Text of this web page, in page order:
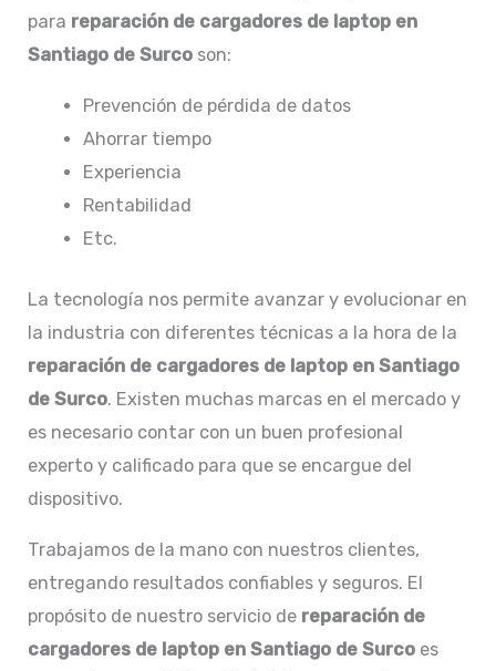
para reparación de cargadores de laptop en
Santiago de Surco son:
Prevención de pérdida de datos
Ahorrar tiempo
Experiencia
Rentabilidad
Etc.
La tecnología nos permite avanzar y evolucionar en
la industria con diferentes técnicas a la hora de la
reparación de cargadores de laptop en Santiago
de Surco. Existen muchas marcas en el mercado y
es necesario contar con un buen profesional
experto y calificado para que se encargue del
dispositivo.
Trabajamos de la mano con nuestros clientes,
entregando resultados confiables y seguros. El
propósito de nuestro servicio de reparación de
cargadores de laptop en Santiago de Surco es